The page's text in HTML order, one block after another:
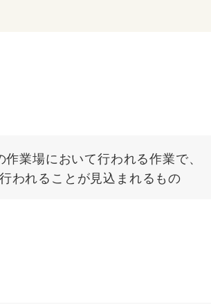
業場において行われる作業で、
われることが見込まれるもの